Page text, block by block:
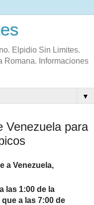
Elpidio Sin Limites.
Romana. Informaciones
▼
Venezuela para
a Venezuela,
las 1:00 de la
a las 7:00 de